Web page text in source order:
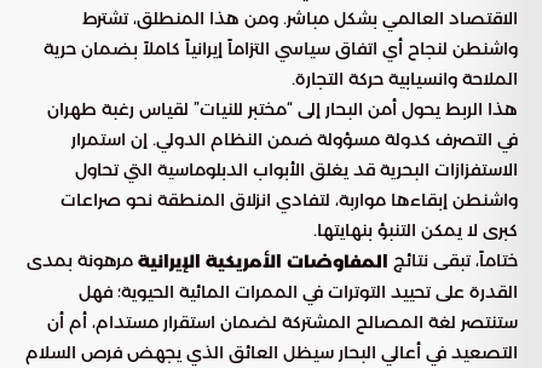
الاقتصاد العالمي بشكل مباشر. ومن هذا المنطلق، تشترط
واشنطن لنجاح أي اتفاق سياسي التزاماً إيرانياً كاملاً بضمان حرية
الملاحة وانسيابية حركة التجارة.
هذا الربط يحول أمن البحار إلى “مختبر للنيات” لقياس رغبة طهران
في التصرف كدولة مسؤولة ضمن النظام الدولي. إن استمرار
الاستفزازات البحرية قد يغلق الأبواب الدبلوماسية التي تحاول
واشنطن إبقاءها مواربة، لتفادي انزلاق المنطقة نحو صراعات
كبرى لا يمكن التنبؤ بنهايتها.
ختاماً، تبقى نتائج المفاوضات الأمريكية الإيرانية مرهونة بمدى
القدرة على تحييد التوترات في الممرات المائية الحيوية؛ فهل
ستنتصر لغة المصالح المشتركة لضمان استقرار مستدام، أم أن
التصعيد في أعالي البحار سيظل العائق الذي يجهض فرص السلام